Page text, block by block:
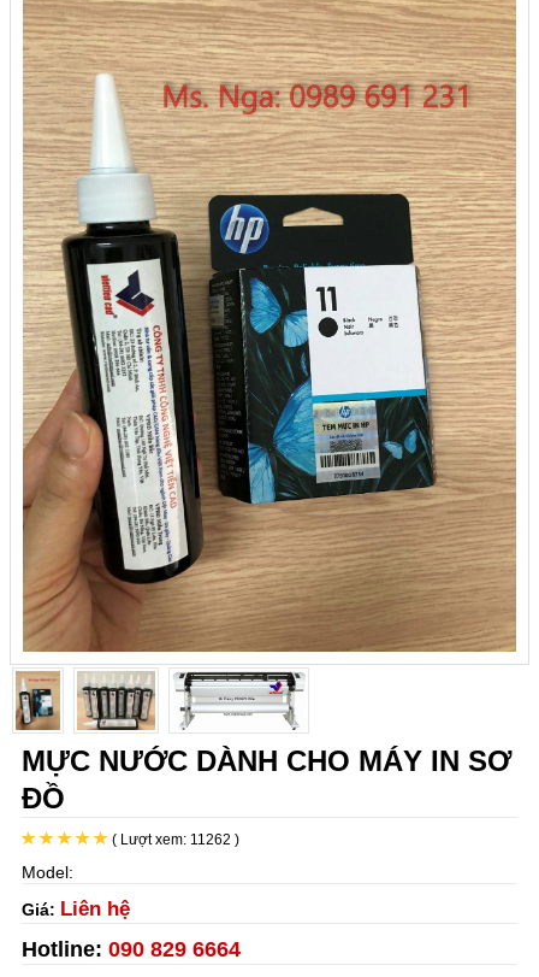
MỰC NƯỚC DÀNH CHO MÁY IN SƠ
ĐỒ
( Lượt xem: 11262 )
Model:
Giá: Liên hệ
Hotline: 090 829 6664